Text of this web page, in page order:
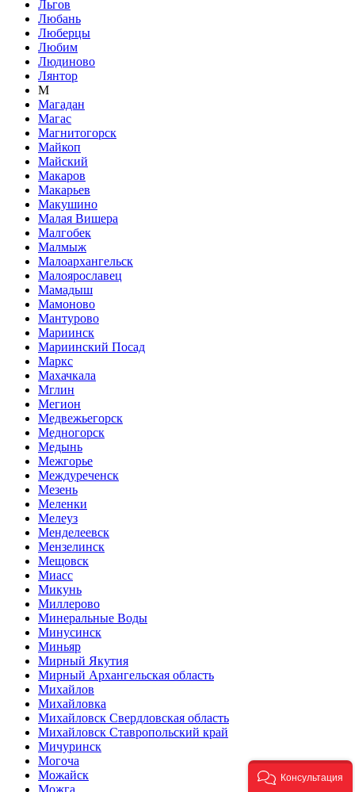
Льгов
Любань
Люберцы
Любим
Людиново
Лянтор
М
Магадан
Магас
Магнитогорск
Майкоп
Майский
Макаров
Макарьев
Макушино
Малая Вишера
Малгобек
Малмыж
Малоархангельск
Малоярославец
Мамадыш
Мамоново
Мантурово
Мариинск
Мариинский Посад
Маркс
Махачкала
Мглин
Мегион
Медвежьегорск
Медногорск
Медынь
Межгорье
Междуреченск
Мезень
Меленки
Мелеуз
Менделеевск
Мензелинск
Мещовск
Миасс
Микунь
Миллерово
Минеральные Воды
Минусинск
Миньяр
Мирный Якутия
Мирный Архангельская область
Михайлов
Михайловка
Михайловск Свердловская область
Михайловск Ставропольский край
Мичуринск
Могоча
Можайск
Можга
Консультация